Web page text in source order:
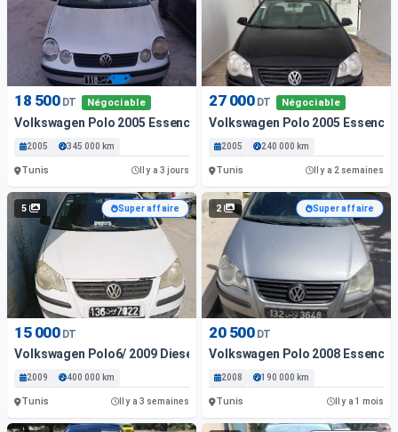
18 500 DT Négociable
Volkswagen Polo 2005 Essence
2005 345 000 km
Tunis Il y a 3 jours
27 000 DT Négociable
Volkswagen Polo 2005 Essence
2005 240 000 km
Tunis Il y a 2 semaines
5 Super affaire
15 000 DT
Volkswagen Polo6/ 2009 Diesel
2009 400 000 km
Tunis Il y a 3 semaines
2 Super affaire
20 500 DT
Volkswagen Polo 2008 Essence
2008 190 000 km
Tunis Il y a 1 mois